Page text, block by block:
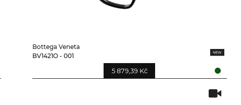
Bottega Veneta
BV1421O - 001
5 879,39 Kč